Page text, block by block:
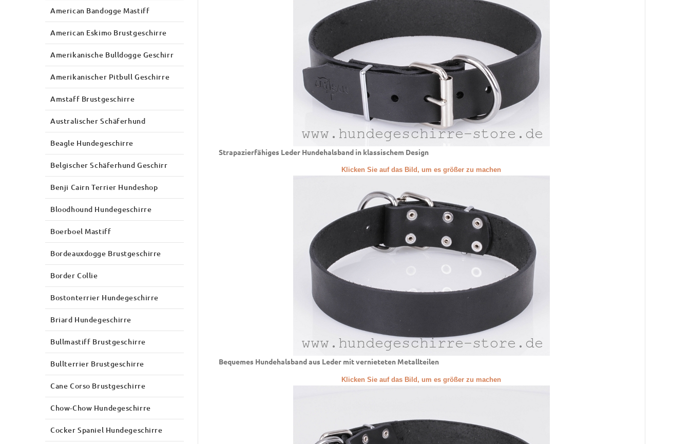
Strapazierfähiges Leder Hundehalsband in klassischem Design
Klicken Sie auf das Bild, um es größer zu machen
Bequemes Hundehalsband aus Leder mit vernieteten Metallteilen
Klicken Sie auf das Bild, um es größer zu machen
American Bandogge Mastiff
American Eskimo Brustgeschirre
Amerikanische Bulldogge Geschirr
Amerikanischer Pitbull Geschirre
Amstaff Brustgeschirre
Australischer Schäferhund
Beagle Hundegeschirre
Belgischer Schäferhund Geschirr
Benji Cairn Terrier Hundeshop
Bloodhound Hundegeschirre
Boerboel Mastiff
Bordeauxdogge Brustgeschirre
Border Collie
Bostonterrier Hundegeschirre
Briard Hundegeschirre
Bullmastiff Brustgeschirre
Bullterrier Brustgeschirre
Cane Corso Brustgeschirre
Chow-Chow Hundegeschirre
Cocker Spaniel Hundegeschirre